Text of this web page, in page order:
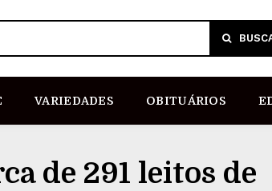
VARIEDADES OBITUÁRIOS
de 291 leitos de